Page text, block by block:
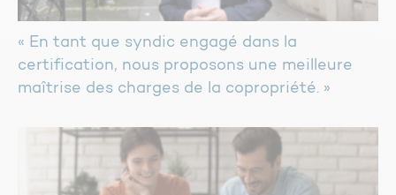
« En tant que syndic engagé dans la
certification, nous proposons une meilleure
maîtrise des charges de la copropriété. »